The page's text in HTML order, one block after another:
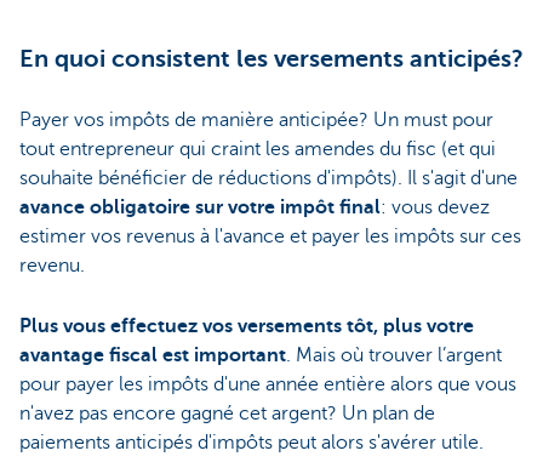
En quoi consistent les versements anticipés?
Payer vos impôts de manière anticipée? Un must pour
tout entrepreneur qui craint les amendes du fisc (et qui
souhaite bénéficier de réductions d'impôts). Il s'agit d'une
avance obligatoire sur votre impôt final: vous devez
estimer vos revenus à l'avance et payer les impôts sur ces
revenu.
Plus vous effectuez vos versements tôt, plus votre
avantage fiscal est important. Mais où trouver l’argent
pour payer les impôts d'une année entière alors que vous
n'avez pas encore gagné cet argent? Un plan de
paiements anticipés d'impôts peut alors s'avérer utile.